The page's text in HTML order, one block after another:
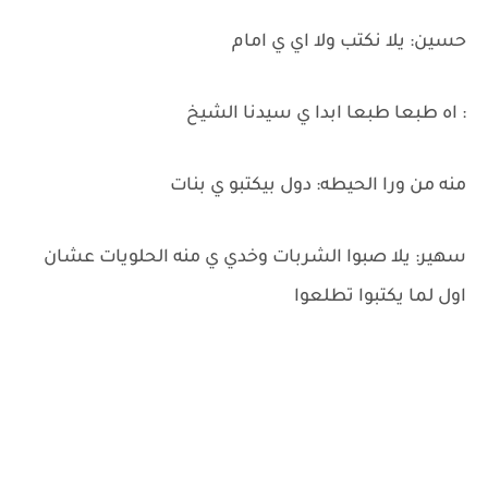
حسين: يلا نكتب ولا اي ي امام
: اه طبعا طبعا ابدا ي سيدنا الشيخ
منه من ورا الحيطه: دول بيكتبو ي بنات
سهير: يلا صبوا الشربات وخدي ي منه الحلويات عشان
اول لما يكتبوا تطلعوا